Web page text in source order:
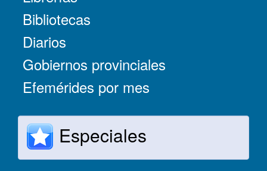
Bibliotecas
Diarios
Gobiernos provinciales
Efemérides por mes
Especiales